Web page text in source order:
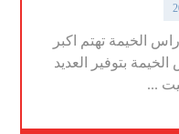
الخيمة تهتم اكبر
بتوفير العديد
...